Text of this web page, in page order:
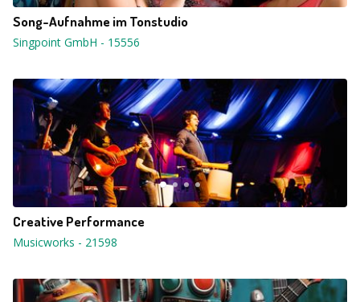
Song-Aufnahme im Tonstudio
Singpoint GmbH - 15556
Creative Performance
Musicworks - 21598